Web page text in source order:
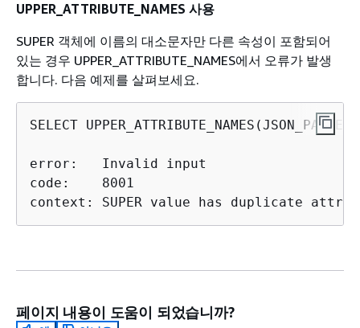
UPPER_ATTRIBUTE_NAMES 사용
SUPER 객체에 이름의 대소문자만 다른 속성이 포함되어
있는 경우 UPPER_ATTRIBUTE_NAMES에서 오류가 발생
합니다. 다음 예제를 살펴보세요.
SELECT UPPER_ATTRIBUTE_NAMES(JSON_PARSE('
error:   Invalid input
code:    8001
context: SUPER value has duplicate
페이지 내용이 도움이 되었습니까?